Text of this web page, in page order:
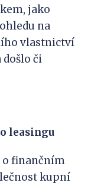
jako
na
vlastnictví
či
leasingu
o finančním
kupní